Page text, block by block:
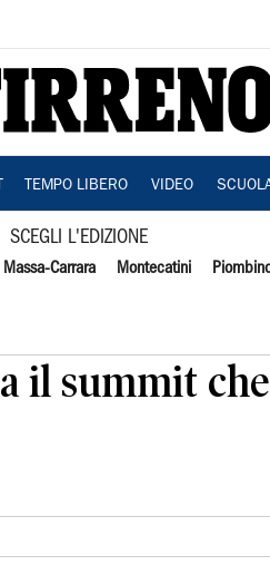
TEMPO LIBERO VIDEO
SCEGLI L'EDIZIONE
Massa-Carrara Montecatini
il summit